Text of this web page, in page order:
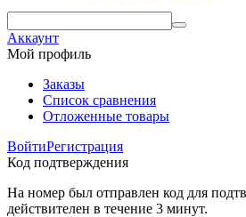
Аккаунт
Мой профиль
Заказы
Список сравнения
Отложенные товары
ВойтиРегистрация
Код подтверждения
На номер был отправлен код для
действителен в течение 3 минут.